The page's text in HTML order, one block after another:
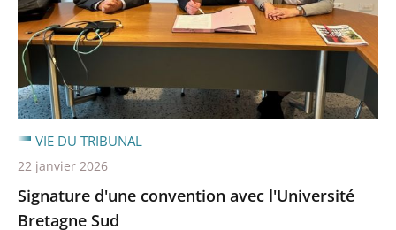
Signature d'une convention avec l'Université
Bretagne Sud
VIE DU TRIBUNAL
22 janvier 2026